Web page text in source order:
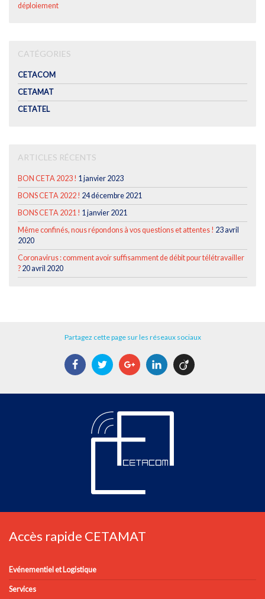
déploiement
CATÉGORIES
CETACOM
CETAMAT
CETATEL
ARTICLES RÉCENTS
BON CETA 2023 ! 1 janvier 2023
BONS CETA 2022 ! 24 décembre 2021
BONS CETA 2021 ! 1 janvier 2021
Même confinés, nous répondons à vos questions et attentes ! 23 avril
2020
Coronavirus : comment avoir suffisamment de débit pour télétravailler
? 20 avril 2020
Partagez cette page sur les réseaux sociaux
FacebookTwitter Google+LinkedIn
Accès rapide CETAMAT
Evénementiel et Logistique
Services